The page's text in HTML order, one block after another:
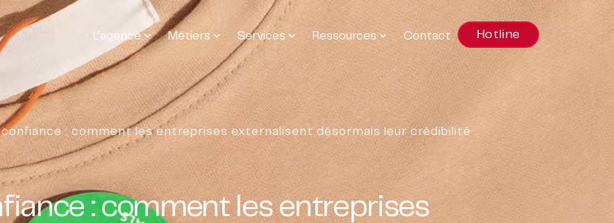
L’agence Métiers Services Ressources Contact Hotline
confiance : comment les entreprises externalisent désormais leur crédibilité
: comment les entreprises